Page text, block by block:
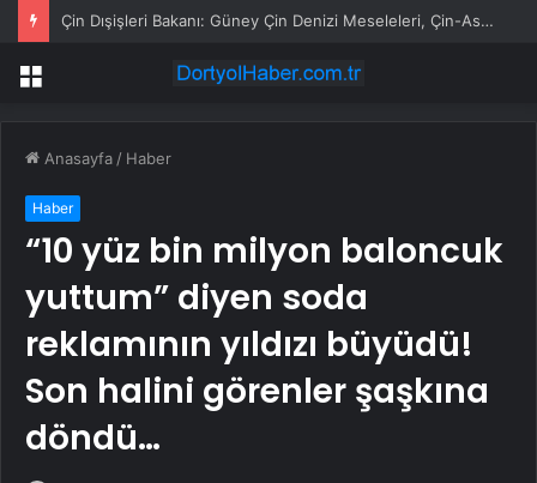
Kılıçdaroğlu sessizliğini bozdu: CHP’yi kuruluşundaki kodlara ulaştıracağız
Menü
Anasayfa / Haber
Haber
“10 yüz bin milyon baloncuk
yuttum” diyen soda
reklamının yıldızı büyüdü!
Son halini görenler şaşkına
döndü…